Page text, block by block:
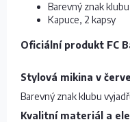
Barevný znak klubu
Kapuce, 2 kapsy
Oficiální produkt FC
Stylová mikina v
Barevný znak klubu
Kvalitní materiál a